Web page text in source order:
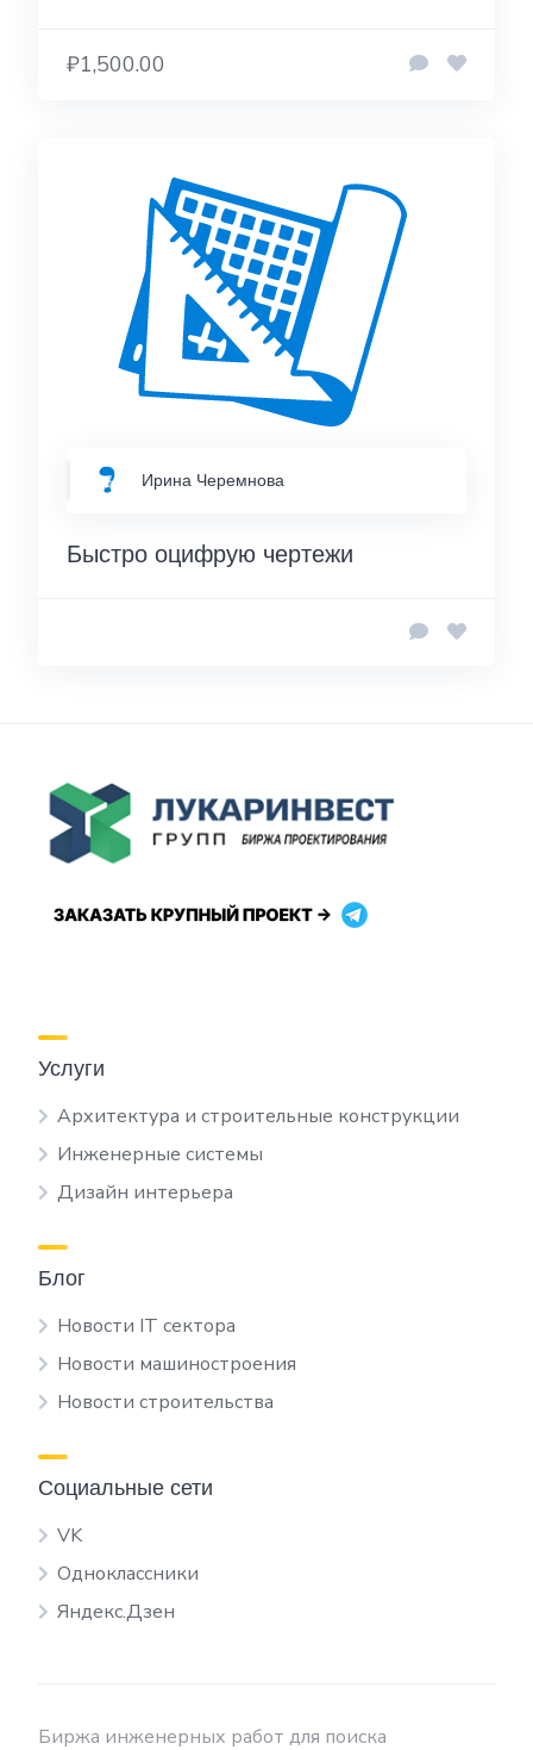
₽1,500.00
Ирина Черемнова
Быстро оцифрую чертежи
Услуги
Архитектура и строительные конструкции
Инженерные системы
Дизайн интерьера
Блог
Новости IT сектора
Новости машиностроения
Новости строительства
Социальные сети
VK
Одноклассники
Яндекс.Дзен
Биржа инженерных работ для поиска